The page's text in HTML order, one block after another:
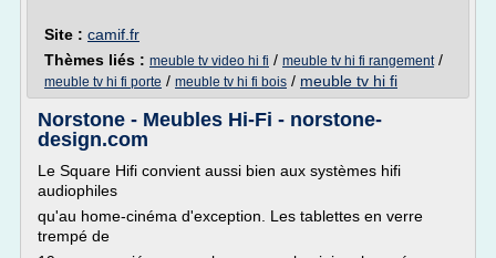
Site : camif.fr
Thèmes liés : meuble tv video hi fi / meuble tv hi fi rangement/
meuble tv hi fi porte / meuble tv hi fi bois / meuble tv hi fi
Norstone - Meubles Hi-Fi - norstone-
design.com
Le Square Hifi convient aussi bien aux systèmes hifi
audiophiles
qu'au home-cinéma d'exception. Les tablettes en verre
trempé de